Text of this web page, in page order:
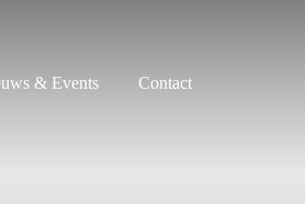
& Events Contact